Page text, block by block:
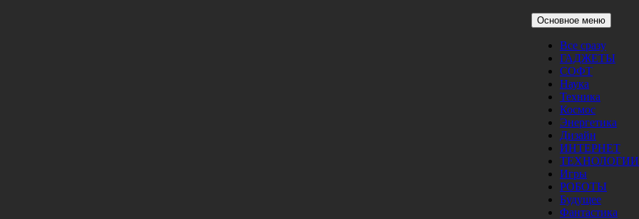
Основное меню
Все сразу
ГАДЖЕТЫ
СОФТ
Наука
Техника
Космос
Энергетика
Дизайн
ИНТЕРНЕТ
ТЕХНОЛОГИИ
Игры
РОБОТЫ
Будущее
Фантастика